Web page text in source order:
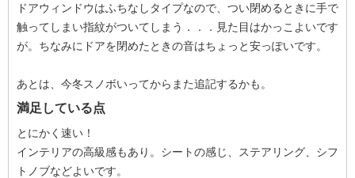
ドアウィンドウはふちなしタイプなので、つい閉めるときに手で
触ってしまい指紋がついてしまう．．．見た目はかっこよいです
が。ちなみにドアを閉めたときの音はちょっと安っぽいです。
あとは、今冬スノボいってからまた追記するかも。
満足している点
とにかく速い！
インテリアの高級感もあり。シートの感じ、ステアリング、シフ
トノブなどよいです。